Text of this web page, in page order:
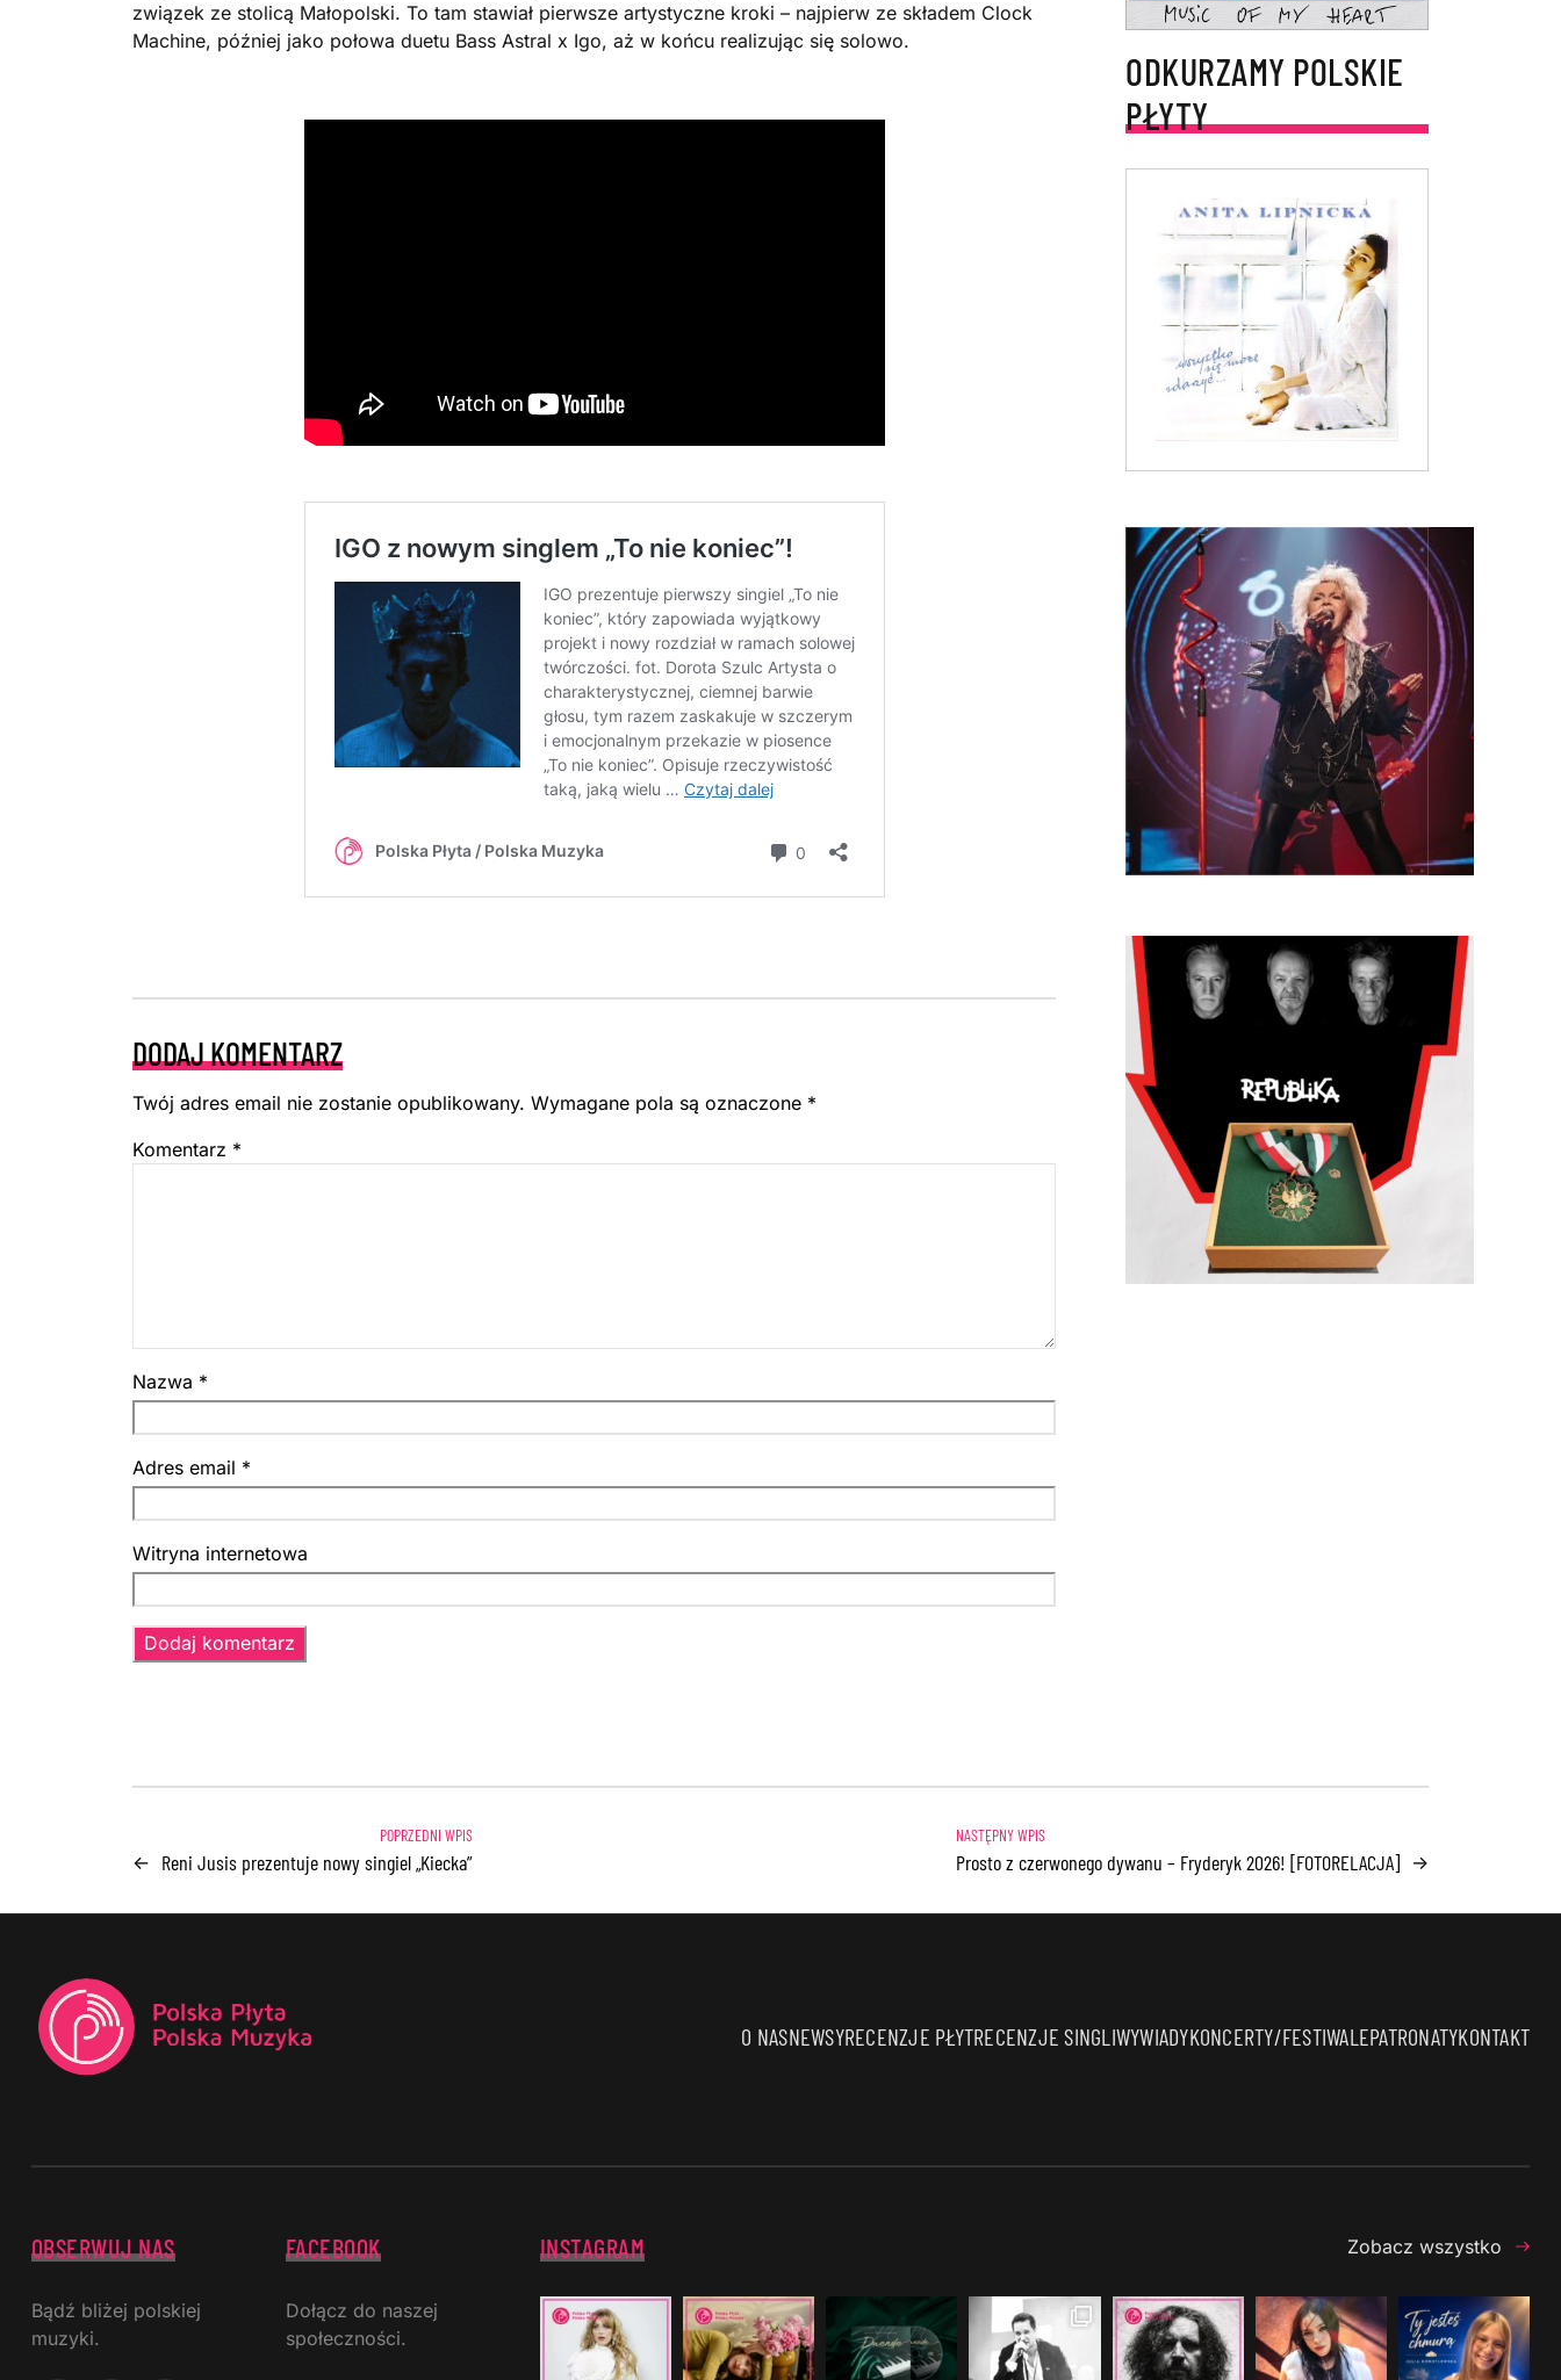
związek ze stolicą Małopolski. To tam stawiał pierwsze artystyczne kroki – najpierw ze składem Clock
Machine, później jako połowa duetu Bass Astral x Igo, aż w końcu realizując się solowo.
DODAJ KOMENTARZ
Twój adres email nie zostanie opublikowany. Wymagane pola są oznaczone *
Komentarz *
Nazwa *
Adres email *
Witryna internetowa
ODKURZAMY POLSKIE
PŁYTY
← Reni Jusis prezentuje nowy singiel „Kiecka” Prosto z czerwonego dywanu – Fryderyk 2026! [FOTORELACJA] →
O NASNEWSYRECENZJE PŁYTRECENZJE SINGLIWYWIADYKONCERTY/FESTIWALEPATRONATYKONTAKT
OBSERWUJ NAS
Bądź bliżej polskiej
muzyki.
FACEBOOK
Dołącz do naszej
społeczności.
INSTAGRAM Zobacz wszystko